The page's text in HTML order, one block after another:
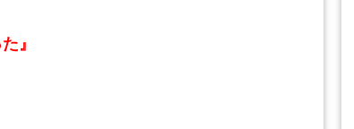
』